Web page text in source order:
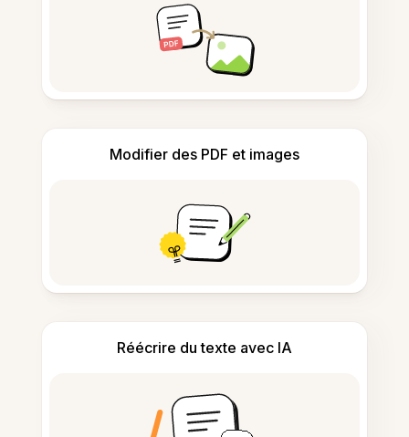
Modifier des PDF et images
Réécrire du texte avec IA